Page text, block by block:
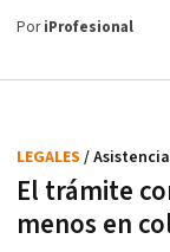
PoriProfesional
El trámite
menos en
LEGALES / Asistencia